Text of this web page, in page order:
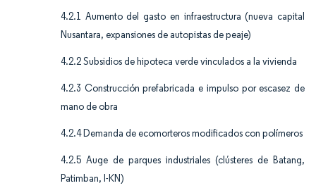
4.2.1 Aumento del gasto en infraestructura (nueva capital
Nusantara, expansiones de autopistas de peaje)
4.2.2 Subsidios de hipoteca verde vinculados a la vivienda
4.2.3 Construcción prefabricada e impulso por escasez de
mano de obra
4.2.4 Demanda de ecomorteros modificados con polímeros
4.2.5 Auge de parques industriales (clústeres de Batang,
Patimban, I-KN)